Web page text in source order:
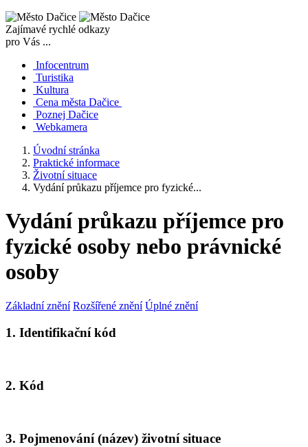
Zajímavé rychlé odkazy
pro Vás ...
Infocentrum
Turistika
Kultura
Cena města Dačice
Poznej Dačice
Webkamera
Úvodní stránka
Praktické informace
Životní situace
Vydání průkazu příjemce pro fyzické...
Vydání průkazu příjemce pro
fyzické osoby nebo právnické
osoby
Základní znění Rozšířené znění Úplné znění
1. Identifikační kód
2. Kód
3. Pojmenování (název) životní situace